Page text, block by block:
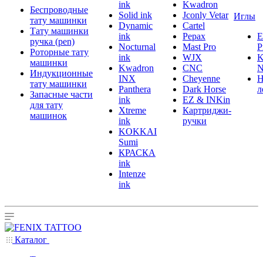
Беспроводные
тату машинки
Тату машинки
ручка (pen)
Роторные тату
машинки
Индукционные
тату машинки
Запасные части
для тату
машинок
ink
Solid ink
Dynamic
ink
Nocturnal
ink
Kwadron
INX
Panthera
ink
Xtreme
ink
KOKKAI
Sumi
КРАСКА
ink
Intenze
ink
Kwadron
Jconly Vetar
Cartel
Pepax
Mast Pro
WJX
CNC
Cheyenne
Dark Horse
EZ & INKin
Картриджи-
ручки
Иглы
Каталог